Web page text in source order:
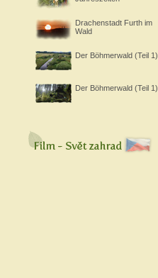
Drachenstadt Furth im
Wald
Der Böhmerwald (Teil 1)
Der Böhmerwald (Teil 1)